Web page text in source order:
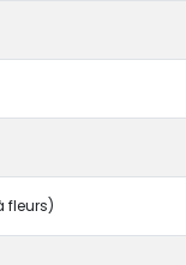
fleurs)